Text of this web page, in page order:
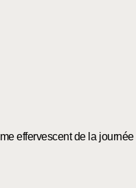
effervescent de la journée